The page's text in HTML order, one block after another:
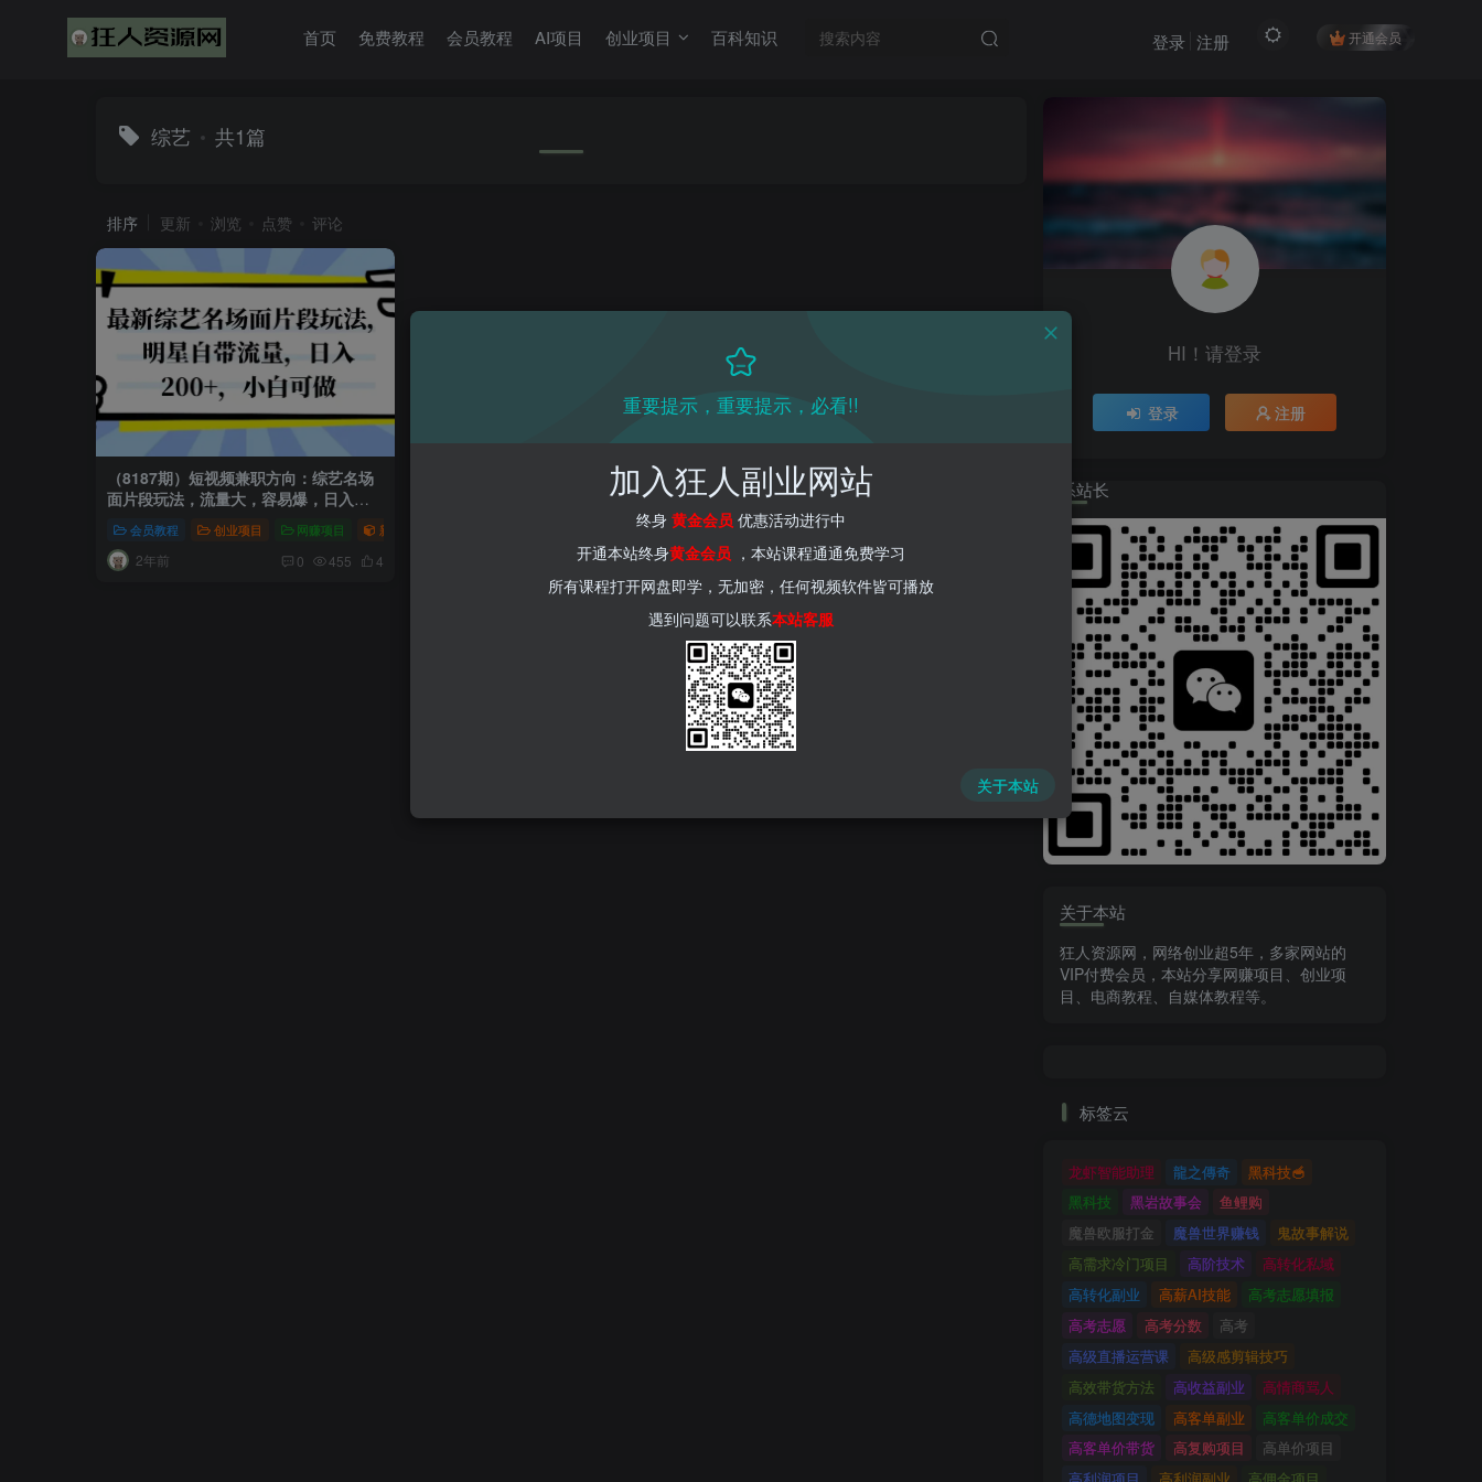
首页 免费教程 会员教程 AI项目 创业项目 百科知识 开通会员
登录 注册
综艺 共1篇
排序 更新 浏览 点赞 评论
（8187期）短视频兼职方向：综艺名场
面片段玩法，流量大，容易爆，日入
200+，适合新手
会员教程 创业项目 网赚项目 新媒体项目 短视频运营
2年前 0 455 4
HI！请登录
登录 注册
HI！请登录
登录 注册
联系站长
关于本站
狂人资源网，网络创业超5年，多家网站的
VIP付费会员，本站分享网赚项目、创业项
目、电商教程、自媒体教程等。
标签云
龙虾智能助理 龍之傳奇
黑科技🥣
黑科技
黑岩故事会
鱼鲤购
魔兽欧服打金
魔兽世界赚钱
鬼故事解说
高需求冷门项目
高阶技术
高转化私域
高转化副业
高薪AI技能
高考志愿填报
高考志愿
高考分数
高考
高级直播运营课
高级感剪辑技巧
高效带货方法
高收益副业
高情商骂人
高德地图变现
高客单副业
高客单价成交
高客单价带货
高复购项目
高单价项目
重要提示，重要提示，必看!!
加入狂人副业网站
终身 黄金会员 优惠活动进行中
开通本站终身黄金会员 ，本站课程通通免费学习
所有课程打开网盘即学，无加密，任何视频软件皆可播放
遇到问题可以联系本站客服
关于本站